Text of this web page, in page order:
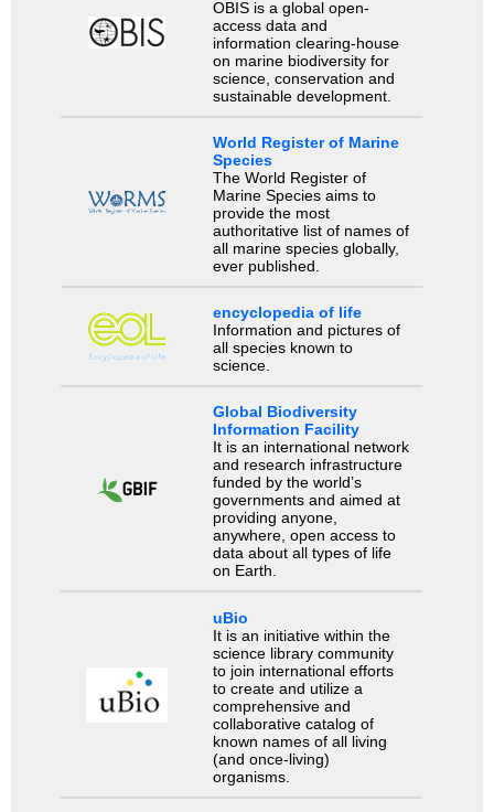
OBIS is a global open-
access data and
information clearing-house
on marine biodiversity for
science, conservation and
sustainable development.
World Register of Marine
Species
The World Register of
Marine Species aims to
provide the most
authoritative list of names of
all marine species globally,
ever published.
encyclopedia of life
Information and pictures of
all species known to
science.
Global Biodiversity
Information Facility
It is an international network
and research infrastructure
funded by the world’s
governments and aimed at
providing anyone,
anywhere, open access to
data about all types of life
on Earth.
uBio
It is an initiative within the
science library community
to join international efforts
to create and utilize a
comprehensive and
collaborative catalog of
known names of all living
(and once-living)
organisms.